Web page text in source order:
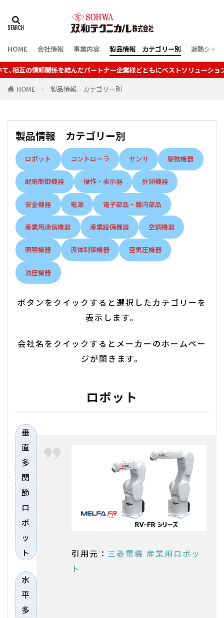
HOME 会社情報 事業内容 製品情報 カテゴリー別 遮熱シート
にベストソリューションを提供します。
HOME
製品情報 カテゴリー別
製品情報 カテゴリー別
ロボット コントローラ センサ 駆動機器
配電制御機器 操作・表示器 計測機器
安全機器 電源 電子部品・盤内部品
産業用通信機器 産業設備機器 空調機器
照明機器 流体制御機器 空気圧機器
油圧機器
ボタンをクイックすると選択したカテゴリーを
表示します。
会社名をクイックするとメーカーのホームペー
ジが開きます。
ロボット
垂
直
多
関
節
ロ
ボ
ッ
ト
水
平
多
引用元： 三菱電機 産業用ロボッ
ト